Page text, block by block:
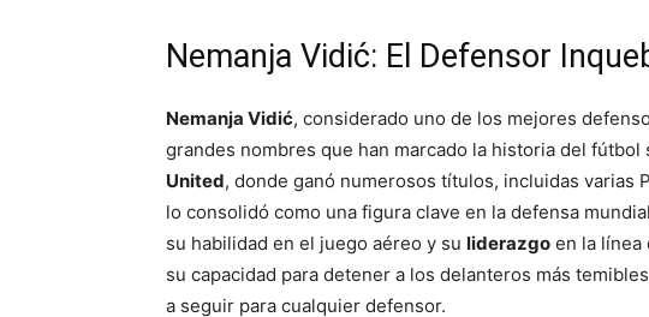
Nemanja Vidić: El Defensor
Nemanja Vidić, considerado uno de los mejores
grandes nombres que han marcado la historia del fútbol
United, donde ganó numerosos títulos, incluidas varias
lo consolidó como una figura clave en la defensa
su habilidad en el juego aéreo y su liderazgo en la línea
su capacidad para detener a los delanteros más
a seguir para cualquier defensor.